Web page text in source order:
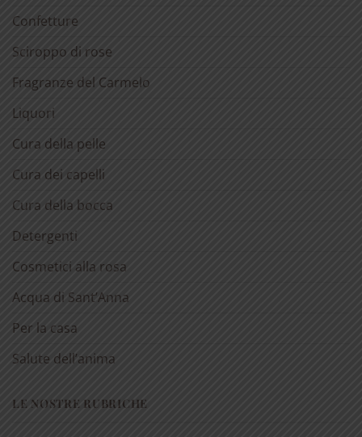
Confetture
Sciroppo di rose
Fragranze del Carmelo
Liquori
Cura della pelle
Cura dei capelli
Cura della bocca
Detergenti
Cosmetici alla rosa
Acqua di Sant’Anna
Per la casa
Salute dell’anima
LE NOSTRE RUBRICHE